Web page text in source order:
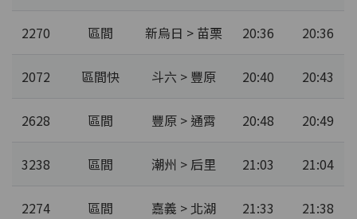
2270 區間 新烏日 > 苗栗 20:36 20:36
2072 區間快 斗六 > 豐原 20:40 20:43
2628 區間 豐原 > 通霄 20:48 20:49
3238 區間 潮州 > 后里 21:03 21:04
2274 區間 嘉義 > 北湖 21:33 21:38